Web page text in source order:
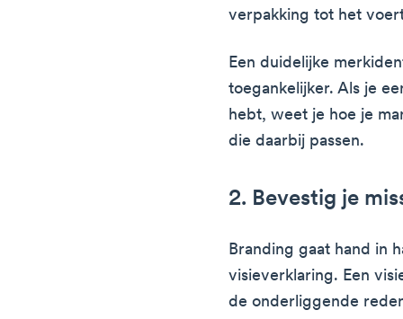
verpakking tot het
Een duidelijke
toegankelijker. Als je
hebt, weet je hoe je
die daarbij passen.
2. Bevestig je
Branding gaat hand in
visieverklaring. Een
de onderliggende